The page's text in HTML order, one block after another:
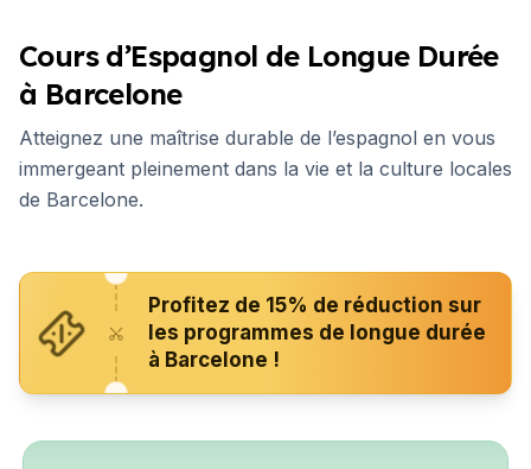
Cours d’Espagnol de Longue Durée
à Barcelone
Atteignez une maîtrise durable de l’espagnol en vous
immergeant pleinement dans la vie et la culture locales
de Barcelone.
Profitez de 15% de réduction sur
les programmes de longue durée
à Barcelone !